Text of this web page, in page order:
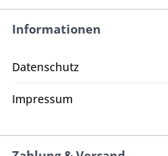
Informationen
Datenschutz
Impressum